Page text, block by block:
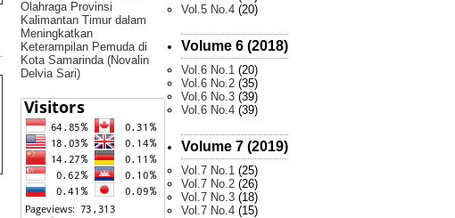
Olahraga Provinsi
Kalimantan Timur dalam
Meningkatkan
Keterampilan Pemuda di
Kota Samarinda (Novalin
Delvia Sari)
Vol.5 No.4 (20)
Volume 6 (2018)
Vol.6 No.1 (20)
Vol.6 No.2 (35)
Vol.6 No.3 (39)
Vol.6 No.4 (39)
Volume 7 (2019)
Vol.7 No.1 (25)
Vol.7 No.2 (26)
Vol.7 No.3 (18)
Vol.7 No.4 (15)